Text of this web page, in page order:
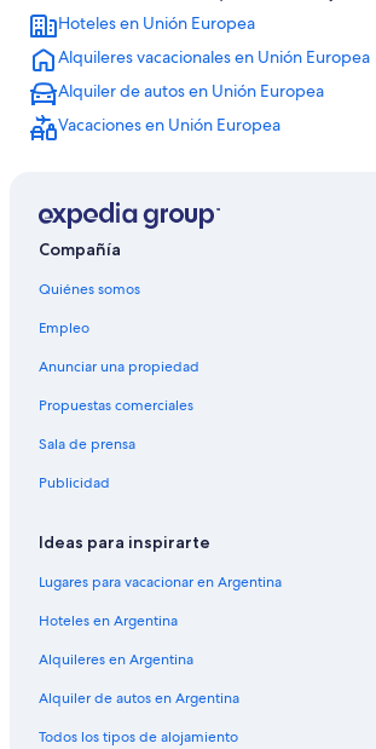
Hoteles en Unión Europea
Alquileres vacacionales en Unión Europea
Alquiler de autos en Unión Europea
Vacaciones en Unión Europea
Compañía
Quiénes somos
Empleo
Anunciar una propiedad
Propuestas comerciales
Sala de prensa
Publicidad
Ideas para inspirarte
Lugares para vacacionar en Argentina
Hoteles en Argentina
Alquileres en Argentina
Alquiler de autos en Argentina
Todos los tipos de alojamiento